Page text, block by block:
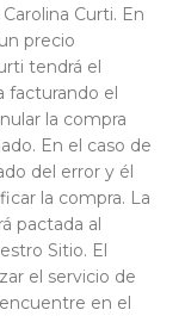
Curti. En
precio
tendrá el
facturando el
la compra
En el caso de
del error y él
la compra. La
pactada al
Sitio. El
el servicio de
en el